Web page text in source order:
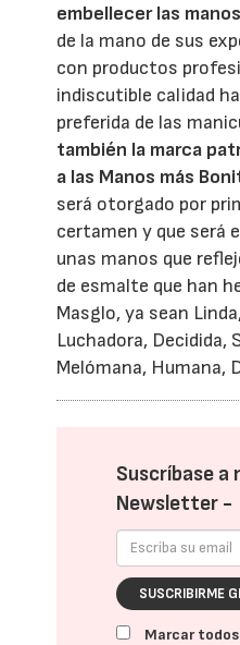
embellecer las
de la mano de sus
con productos
indiscutible calidad
preferida de las
también la marca
a las Manos más
será otorgado por
certamen y que será
unas manos que
de esmalte que han
Masglo, ya sean
Luchadora, Decidida,
Melómana, Humana,
Suscríbase a
Newsletter -
SUSCRIBIRME
Marcar todos